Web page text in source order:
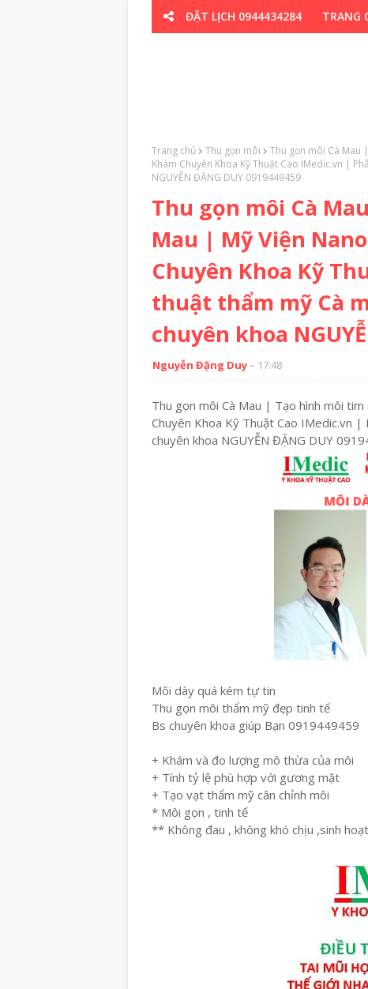
ĐẶT LỊCH 0944434284 TRANG
Trang chủ Thu gọn môi
Thu gọn môi Cà Mau
Khám Chuyên Khoa Kỹ Thuật Cao IMedic.vn |
NGUYỄN ĐẶNG DUY 0919449459
Thu gọn môi Cà
Mau | Mỹ Viện
Chuyên Khoa Kỹ
thuật thẩm mỹ Cà
chuyên khoa
Nguyễn Đặng Duy 17:48
Thu gọn môi Cà Mau | Tạo hình môi
Chuyên Khoa Kỹ Thuật Cao IMedic.vn
chuyên khoa NGUYỄN ĐẶNG DUY
Môi dày quá kém tự tin
Thu gọn môi thẩm mỹ đẹp tinh tế
Bs chuyên khoa giúp Bạn 0919449459
+ Khám và đo lượng mô thừa của môi
+ Tính tỷ lệ phù hợp với gương mặt
+ Tạo vạt thẩm mỹ cân chỉnh môi
* Môi gọn , tinh tế
** Không đau , không khó chịu ,sinh